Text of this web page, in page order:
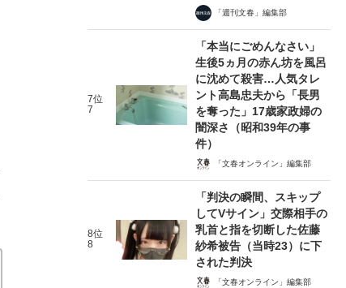
「週刊文春」編集部
7位
7
「本当にごめんなさい」
生後5ヵ月の赤ん坊を風呂
に沈めて殺害…人気タレ
ント高島忠夫から「長男
を奪った」17歳家政婦の
闇深さ（昭和39年の事
件）
「文春オンライン」編集部
8位
8
「判決の瞬間、スキップ
してVサイン」交際相手の
乳首と指を切断した佐藤
紗希被告（当時23）に下
された判決
「文春オンライン」編集部